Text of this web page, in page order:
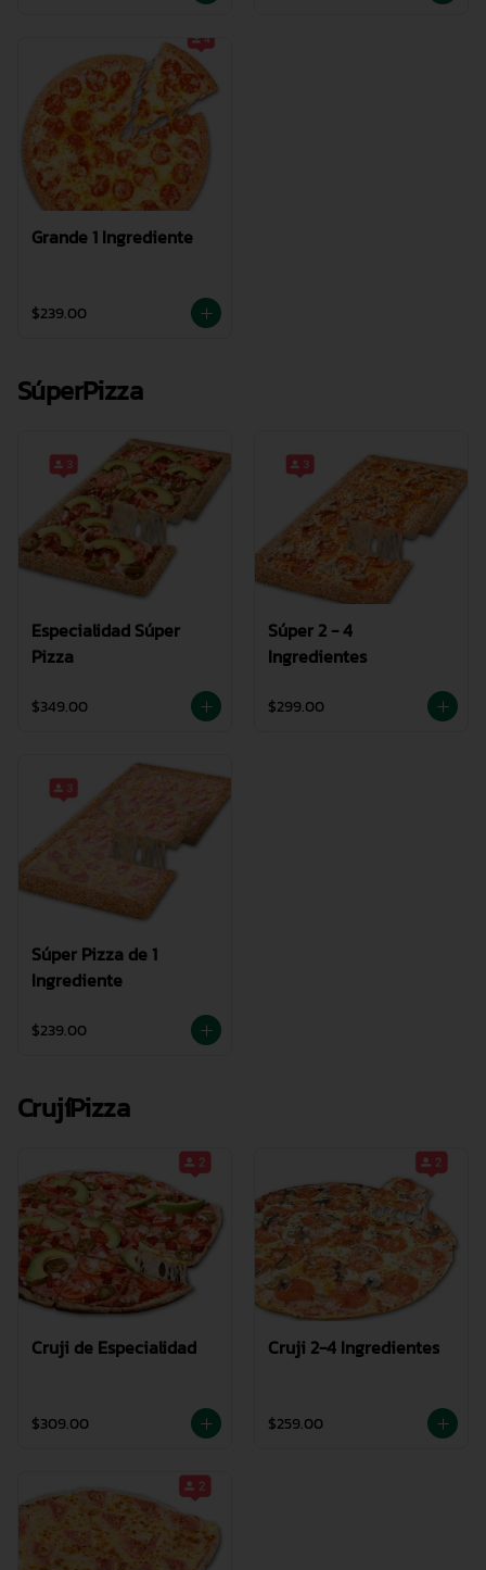
Grande 1 Ingrediente
$239.00
SúperPizza
Especialidad Súper
Pizza
$349.00
Súper 2 - 4
Ingredientes
$299.00
Súper Pizza de 1
Ingrediente
$239.00
CrujíPizza
Cruji de Especialidad
$309.00
Cruji 2-4 Ingredientes
$259.00